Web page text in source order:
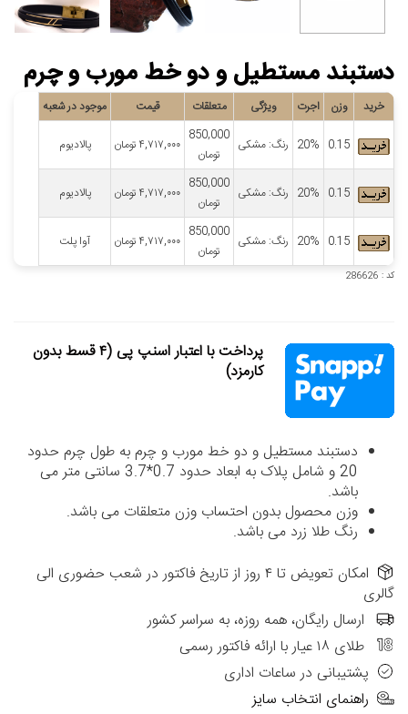
دستبند مستطیل و دو خط مورب و چرم
خرید وزن اجرت ویژگی متعلقات قیمت موجود در شعبه
0.15
20% رنگ: مشکی
850,000
تومان
۴,۷۱۷,۰۰۰ تومان پالادیوم
0.15
20% رنگ: مشکی
850,000
تومان
۴,۷۱۷,۰۰۰ تومان پالادیوم
0.15
20% رنگ: مشکی
850,000
تومان
۴,۷۱۷,۰۰۰ تومان آوا پلت
کد : 286626
پرداخت با اعتبار اسنپ پی (۴ قسط بدون
کارمزد)
دستبند مستطیل و دو خط مورب و چرم به طول چرم حدود
20 و شامل پلاک به ابعاد حدود 0.7*3.7 سانتی متر می
باشد.
وزن محصول بدون احتساب وزن متعلقات می باشد.
رنگ طلا زرد می باشد.
امکان تعویض تا ۴ روز از تاریخ فاکتور در شعب حضوری الی
گالری
ارسال رایگان، همه روزه، به سراسر کشور
طلای ۱۸ عیار با ارائه فاکتور رسمی
پشتیبانی در ساعات اداری
راهنمای انتخاب سایز